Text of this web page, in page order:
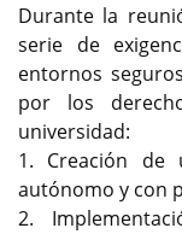
Durante la
serie de
entornos
por los
universidad:
1. Creación de
autónomo y con
2.